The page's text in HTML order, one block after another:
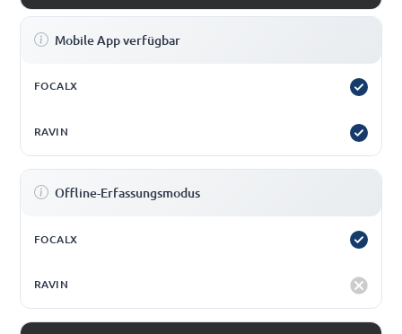
Mobile App verfügbar
Offline-Erfassungsmodus